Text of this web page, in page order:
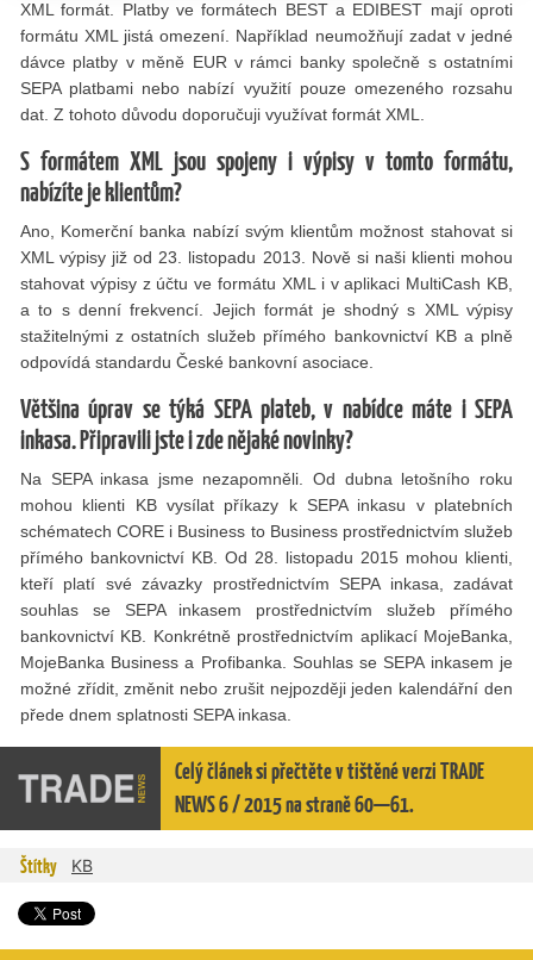
XML formát. Platby ve formátech BEST a EDIBEST mají oproti
formátu XML jistá omezení. Například neumožňují zadat v jedné
dávce platby v měně EUR v rámci banky společně s ostatními
SEPA platbami nebo nabízí využití pouze omezeného rozsahu
dat. Z tohoto důvodu doporučuji využívat formát XML.
S formátem XML jsou spojeny i výpisy v tomto formátu,
nabízíte je klientům?
Ano, Komerční banka nabízí svým klientům možnost stahovat si
XML výpisy již od 23. listopadu 2013. Nově si naši klienti mohou
stahovat výpisy z účtu ve formátu XML i v aplikaci MultiCash KB,
a to s denní frekvencí. Jejich formát je shodný s XML výpisy
stažitelnými z ostatních služeb přímého bankovnictví KB a plně
odpovídá standardu České bankovní asociace.
Většina úprav se týká SEPA plateb, v nabídce máte i SEPA
inkasa. Připravili jste i zde nějaké novinky?
Na SEPA inkasa jsme nezapomněli. Od dubna letošního roku
mohou klienti KB vysílat příkazy k SEPA inkasu v platebních
schématech CORE i Business to Business prostřednictvím služeb
přímého bankovnictví KB. Od 28. listopadu 2015 mohou klienti,
kteří platí své závazky prostřednictvím SEPA inkasa, zadávat
souhlas se SEPA inkasem prostřednictvím služeb přímého
bankovnictví KB. Konkrétně prostřednictvím aplikací MojeBanka,
MojeBanka Business a Profibanka. Souhlas se SEPA inkasem je
možné zřídit, změnit nebo zrušit nejpozději jeden kalendářní den
přede dnem splatnosti SEPA inkasa.
Celý článek si přečtěte v tištěné verzi TRADE
NEWS 6 / 2015 na straně 60—61.
Štítky KB